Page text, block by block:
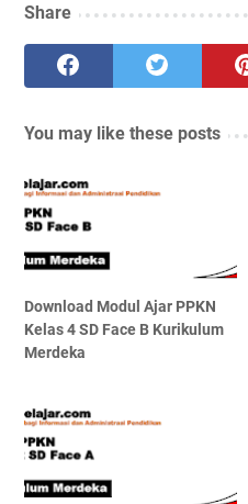
Share
You may like these posts
Download Modul Ajar PPKN
Kelas 4 SD Face B Kurikulum
Merdeka